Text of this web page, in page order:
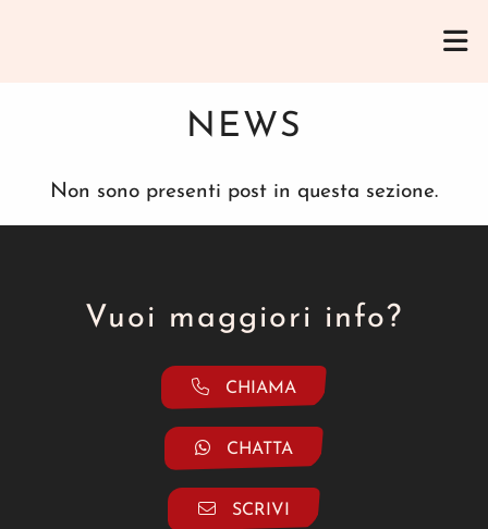
NEWS
Non sono presenti post in questa sezione.
Vuoi maggiori info?
CHIAMA
CHATTA
SCRIVI